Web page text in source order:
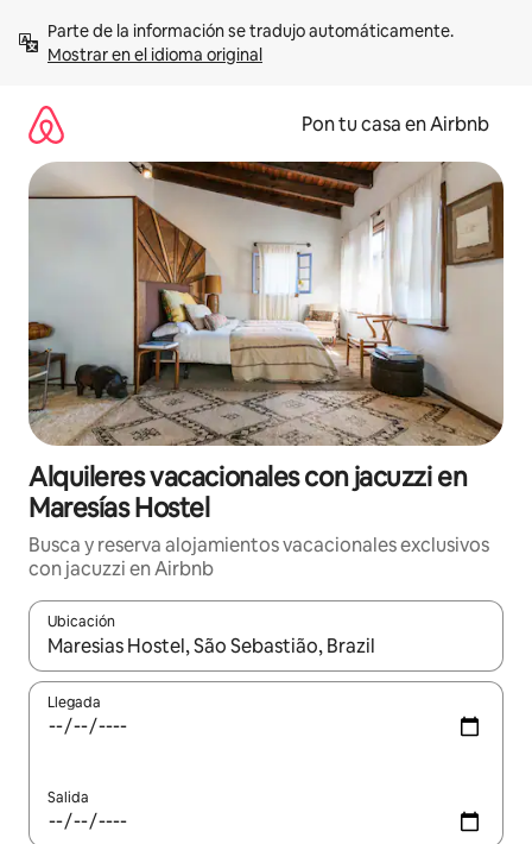
contenidoMostrar en el idioma original
Pon tu casa en Airbnb
Alquileres vacacionales con jacuzzi en
Maresías Hostel
Busca y reserva alojamientos vacacionales exclusivos
con jacuzzi en Airbnb
Ubicación
Cuando los resultados estén disponibles, navega con las
Llegada
Salida